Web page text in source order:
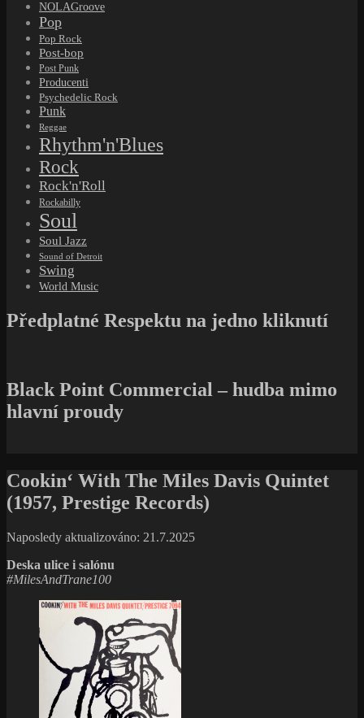
NOLAGroove
Pop
Pop Rock
Post-bop
Post Punk
Producenti
Psychedelic Rock
Punk
Reggae
Rhythm'n'Blues
Rock
Rock'n'Roll
Rockabilly
Soul
Soul Jazz
Sound of Detroit
Swing
World Music
Předplatné Respektu na jedno kliknutí
Black Point Commercial – hudba mimo
hlavní proudy
Cookin‘ With The Miles Davis Quintet
(1957, Prestige Records)
Naposledy aktualizováno: 21.7.2025
Deska ulice i salónu
#MilesAndTrane100